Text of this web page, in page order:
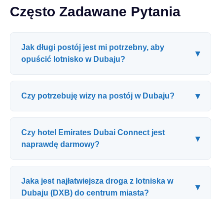
Często Zadawane Pytania
Jak długi postój jest mi potrzebny, aby
opuścić lotnisko w Dubaju?
▾
Czy potrzebuję wizy na postój w Dubaju? ▾
Czy hotel Emirates Dubai Connect jest
naprawdę darmowy?
▾
Jaka jest najłatwiejsza droga z lotniska w
Dubaju (DXB) do centrum miasta?
▾